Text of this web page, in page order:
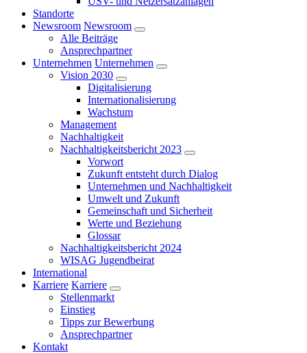
Standorte
Newsroom Newsroom
Alle Beiträge
Ansprechpartner
Unternehmen Unternehmen
Vision 2030
Digitalisierung
Internationalisierung
Wachstum
Management
Nachhaltigkeit
Nachhaltigkeitsbericht 2023
Vorwort
Zukunft entsteht durch Dialog
Unternehmen und Nachhaltigkeit
Umwelt und Zukunft
Gemeinschaft und Sicherheit
Werte und Beziehung
Glossar
Nachhaltigkeitsbericht 2024
WISAG Jugendbeirat
International
Karriere Karriere
Stellenmarkt
Einstieg
Tipps zur Bewerbung
Ansprechpartner
Kontakt